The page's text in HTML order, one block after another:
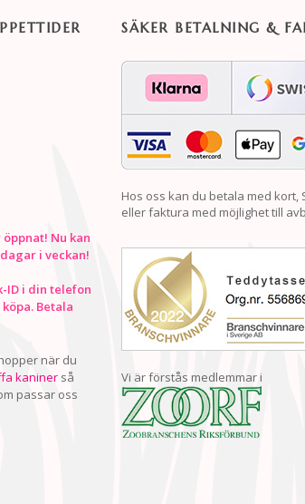
Nu kan
i veckan!
ID i din telefon
Betala
när du
kaninerså
passar oss
SÄKER BETALNING &
Hos oss kan du betala med kort,
eller faktura med möjlighet till
Vi är förstås medlemmar i